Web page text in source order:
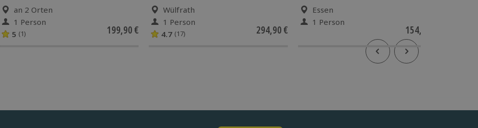
an 2 Orten
1 Person
5 (1) 199,90 €
Wülfrath
1 Person
4.7 (17) 294,90 €
Essen
1 Person
154,90 €